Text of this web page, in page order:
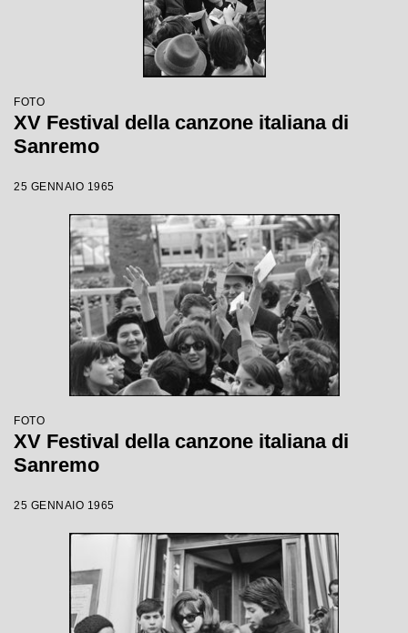
FOTO
XV Festival della canzone italiana di
Sanremo
25 GENNAIO 1965
FOTO
XV Festival della canzone italiana di
Sanremo
25 GENNAIO 1965